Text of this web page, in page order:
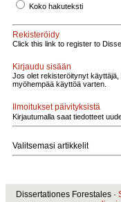
Koko hakuteksti
Rekisteröidy
Click this link to register to
Kirjaudu sisään
Jos olet rekisteröitynyt
myöhempää käyttöä varten.
Ilmoitukset päivityksistä
Kirjautumalla saat tiedotteet
Valitsemasi artikkelit
Dissertationes Forestales ·